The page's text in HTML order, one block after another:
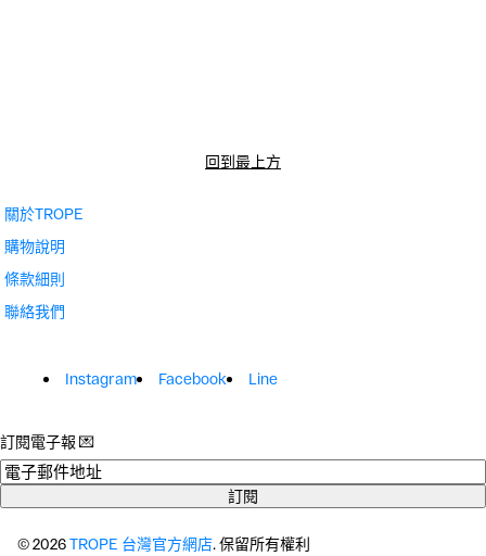
回到最上方
關於TROPE
購物說明
條款細則
聯絡我們
Instagram Facebook Line
訂閱電子報 💌
時
事
訂閱
© 2026TROPE 台灣官方網店. 保留所有權利